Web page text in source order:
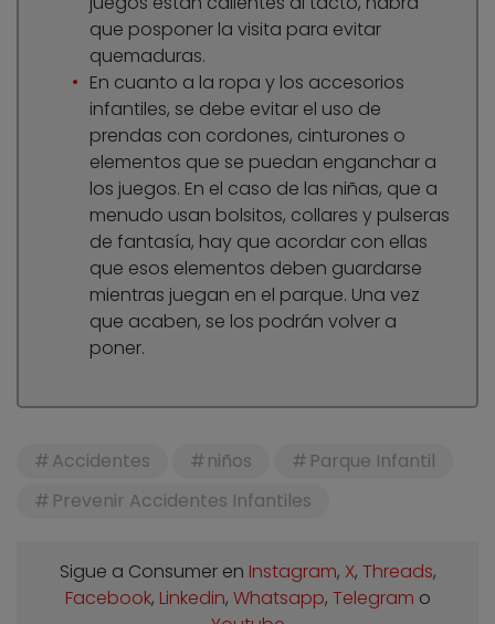
que posponer la visita para evitar
quemaduras.
En cuanto a la ropa y los accesorios
infantiles, se debe evitar el uso de
prendas con cordones, cinturones o
elementos que se puedan enganchar a
los juegos. En el caso de las niñas, que a
menudo usan bolsitos, collares y pulseras
de fantasía, hay que acordar con ellas
que esos elementos deben guardarse
mientras juegan en el parque. Una vez
que acaben, se los podrán volver a
poner.
Accidentes niños
Parque Infantil
Prevenir Accidentes Infantiles
Sigue a Consumer en Instagram, X, Threads,
Facebook, Linkedin, Whatsapp, Telegram o